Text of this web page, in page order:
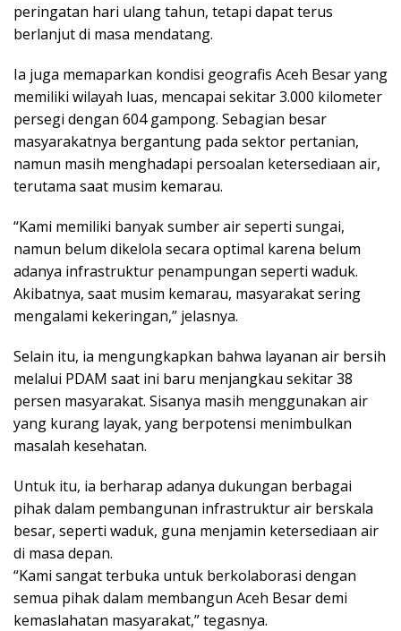
peringatan hari ulang tahun, tetapi dapat terus
berlanjut di masa mendatang.
Ia juga memaparkan kondisi geografis Aceh Besar yang
memiliki wilayah luas, mencapai sekitar 3.000 kilometer
persegi dengan 604 gampong. Sebagian besar
masyarakatnya bergantung pada sektor pertanian,
namun masih menghadapi persoalan ketersediaan air,
terutama saat musim kemarau.
“Kami memiliki banyak sumber air seperti sungai,
namun belum dikelola secara optimal karena belum
adanya infrastruktur penampungan seperti waduk.
Akibatnya, saat musim kemarau, masyarakat sering
mengalami kekeringan,” jelasnya.
Selain itu, ia mengungkapkan bahwa layanan air bersih
melalui PDAM saat ini baru menjangkau sekitar 38
persen masyarakat. Sisanya masih menggunakan air
yang kurang layak, yang berpotensi menimbulkan
masalah kesehatan.
Untuk itu, ia berharap adanya dukungan berbagai
pihak dalam pembangunan infrastruktur air berskala
besar, seperti waduk, guna menjamin ketersediaan air
di masa depan.
“Kami sangat terbuka untuk berkolaborasi dengan
semua pihak dalam membangun Aceh Besar demi
kemaslahatan masyarakat,” tegasnya.